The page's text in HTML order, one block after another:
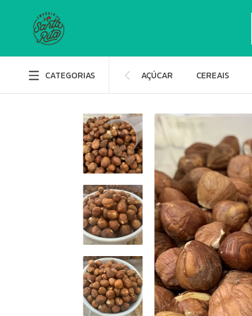
CATEGORIAS AÇÚCAR CEREAIS